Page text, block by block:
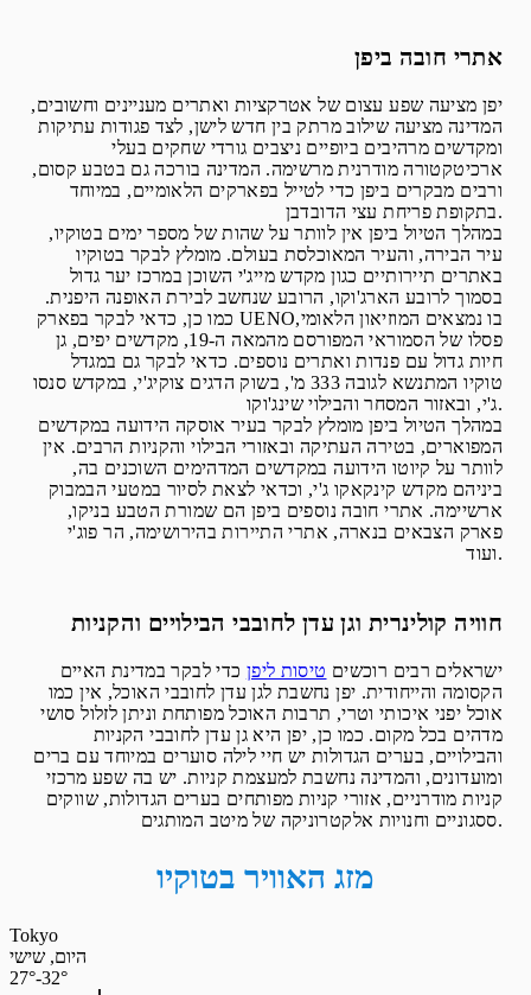
אתרי חובה ביפן
יפן מציעה שפע עצום של אטרקציות ואתרים מעניינים וחשובים,
המדינה מציעה שילוב מרתק בין חדש לישן, לצד פגודות עתיקות
ומקדשים מרהיבים ביופיים ניצבים גורדי שחקים בעלי
ארכיטקטורה מודרנית מרשימה. המדינה בורכה גם בטבע קסום,
ורבים מבקרים ביפן כדי לטייל בפארקים הלאומיים, במיוחד
בתקופת פריחת עצי הדובדבן.
במהלך הטיול ביפן אין לוותר על שהות של מספר ימים בטוקיו,
עיר הבירה, והעיר המאוכלסת בעולם. מומלץ לבקר בטוקיו
באתרים תיירותיים כגון מקדש מייג'י השוכן במרכז יער גדול
בסמוך לרובע הארג'וקו, הרובע שנחשב לבירת האופנה היפנית.
כמו כן, כדאי לבקר בפארק UENOבו נמצאים המוזיאון הלאומי,
פסלו של הסמוראי המפורסם מהמאה ה-19, מקדשים יפים, גן
חיות גדול עם פנדות ואתרים נוספים. כדאי לבקר גם במגדל
טוקיו המתנשא לגובה 333 מ', בשוק הדגים צוקיג'י, במקדש סנסו
ג'י, ובאזור המסחר והבילוי שינג'וקו.
במהלך הטיול ביפן מומלץ לבקר בעיר אוסקה הידועה במקדשים
המפוארים, בטירה העתיקה ובאזורי הבילוי והקניות הרבים. אין
לוותר על קיוטו הידועה במקדשים המדהימים השוכנים בה,
ביניהם מקדש קינקאקו ג'י, וכדאי לצאת לסיור במטעי הבמבוק
ארשיימה. אתרי חובה נוספים ביפן הם שמורת הטבע בניקו,
פארק הצבאים בנארה, אתרי התיירות בהירושימה, הר פוג'י
ועוד.
חוויה קולינרית וגן עדן לחובבי הבילויים והקניות
ישראלים רבים רוכשים טיסות ליפן כדי לבקר במדינת האיים
הקסומה והייחודית. יפן נחשבת לגן עדן לחובבי האוכל, אין כמו
אוכל יפני איכותי וטרי, תרבות האוכל מפותחת וניתן לזלול סושי
מדהים בכל מקום. כמו כן, יפן היא גן עדן לחובבי הקניות
והבילויים, בערים הגדולות יש חיי לילה סוערים במיוחד עם ברים
ומועדונים, והמדינה נחשבת למעצמת קניות. יש בה שפע מרכזי
קניות מודרניים, אזורי קניות מפותחים בערים הגדולות, שווקים
ססגוניים וחנויות אלקטרוניקה של מיטב המותגים.
מזג האוויר בטוקיו
Tokyo
היום, שישי
27°-32°